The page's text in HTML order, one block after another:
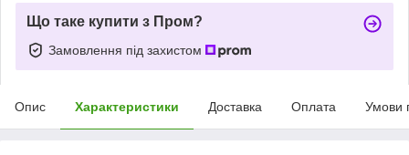
Що таке купити з Пром?
Замовлення під захистом
Опис Характеристики Доставка Оплата Умови